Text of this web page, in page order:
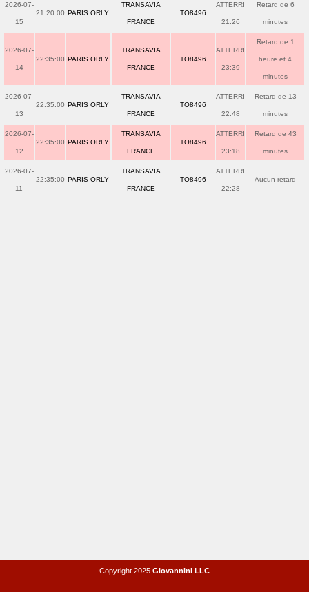
2026-07-
15
21:20:00 PARIS ORLY
TRANSAVIA
FRANCE
TO8496
ATTERRI
21:26
Retard de 6
minutes
2026-07-
14
22:35:00 PARIS ORLY
TRANSAVIA
FRANCE
TO8496
ATTERRI
23:39
Retard de 1
heure et 4
minutes
2026-07-
13
22:35:00 PARIS ORLY
TRANSAVIA
FRANCE
TO8496
ATTERRI
22:48
Retard de 13
minutes
2026-07-
12
22:35:00 PARIS ORLY
TRANSAVIA
FRANCE
TO8496
ATTERRI
23:18
Retard de 43
minutes
2026-07-
11
22:35:00 PARIS ORLY
TRANSAVIA
FRANCE
TO8496
ATTERRI
22:28
Aucun retard
Copyright 2025 Giovannini LLC